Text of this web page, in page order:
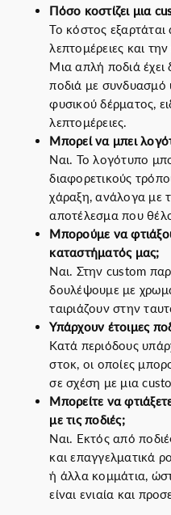
Πόσο κοστίζει μια
Το κόστος εξαρτάται
λεπτομέρειες και
Μια απλή ποδιά έχει
ποδιά με συνδυασμό
φυσικού δέρματος,
λεπτομέρειες.
Μπορεί να μπει
Ναι. Το λογότυπο
διαφορετικούς
χάραξη, ανάλογα με
αποτέλεσμα που
Μπορούμε να
καταστήματός μας;
Ναι. Στην custom
δουλέψουμε με
ταιριάζουν στην
Υπάρχουν έτοιμες
Κατά περιόδους
στοκ, οι οποίες
σε σχέση με μια
Μπορείτε να
με τις ποδιές;
Ναι. Εκτός από
και επαγγελματικά
ή άλλα κομμάτια,
είναι ενιαία και